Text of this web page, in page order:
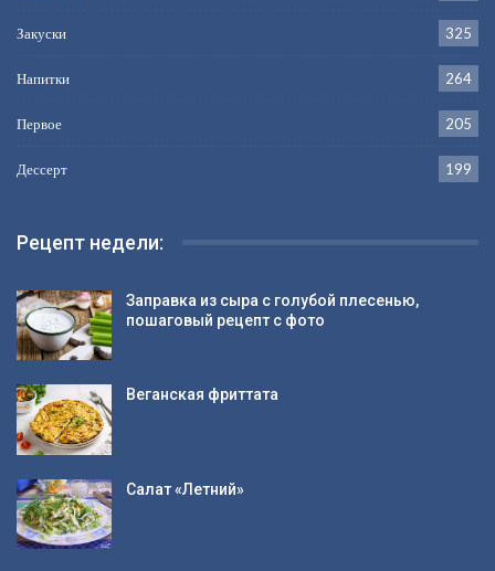
Закуски 325
Напитки 264
Первое 205
Дессерт 199
Рецепт недели:
Заправка из сыра с голубой плесенью,
пошаговый рецепт с фото
Веганская фриттата
Салат «Летний»